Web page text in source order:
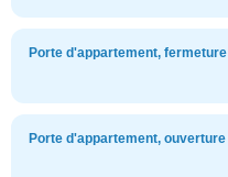
Porte d'appartement, fermeture
Porte d'appartement, ouverture